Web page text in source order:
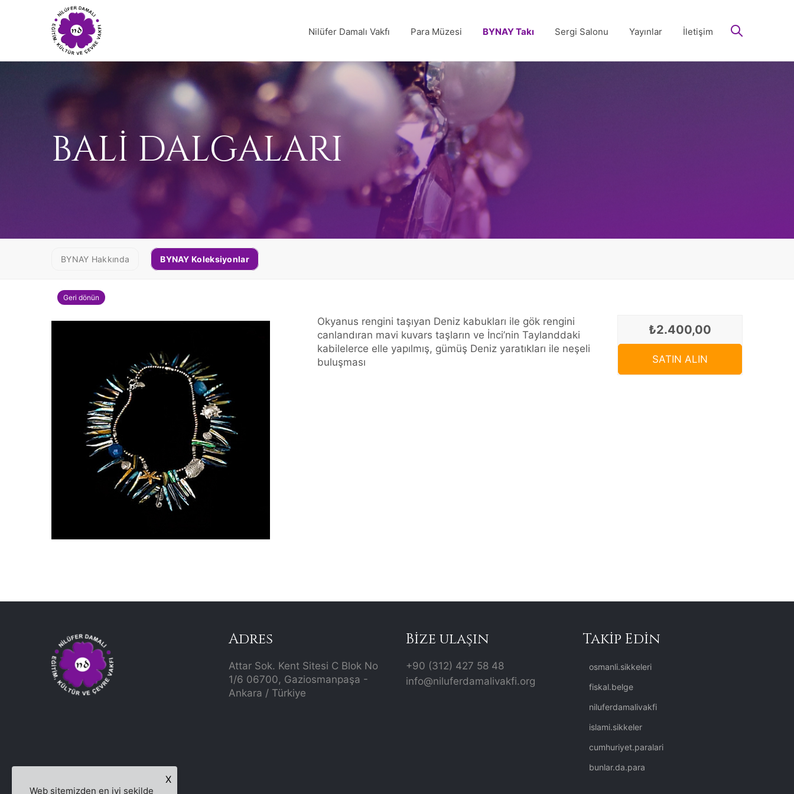
Nilüfer Damalı Vakfı Para Müzesi BYNAY Takı Sergi Salonu Yayınlar İletişim
BALİ DALGALARI
BYNAY Hakkında BYNAY Koleksiyonlar
Geri dönün
₺2.400,00
SATIN ALIN
Okyanus rengini taşıyan Deniz kabukları ile gök rengini
canlandıran mavi kuvars taşların ve İnci’nin Taylanddaki
kabilelerce elle yapılmış, gümüş Deniz yaratıkları ile neşeli
buluşması
Adres
Attar Sok. Kent Sitesi C Blok No
1/6 06700, Gaziosmanpaşa -
Ankara / Türkiye
Bize ulaşın
+90 (312) 427 58 48
info@niluferdamalivakfi.org
Takip Edin
osmanli.sikkeleri
fiskal.belge
niluferdamalivakfi
islami.sikkeler
cumhuriyet.paralari
bunlar.da.para
Web sitemizden en iyi şekilde
X